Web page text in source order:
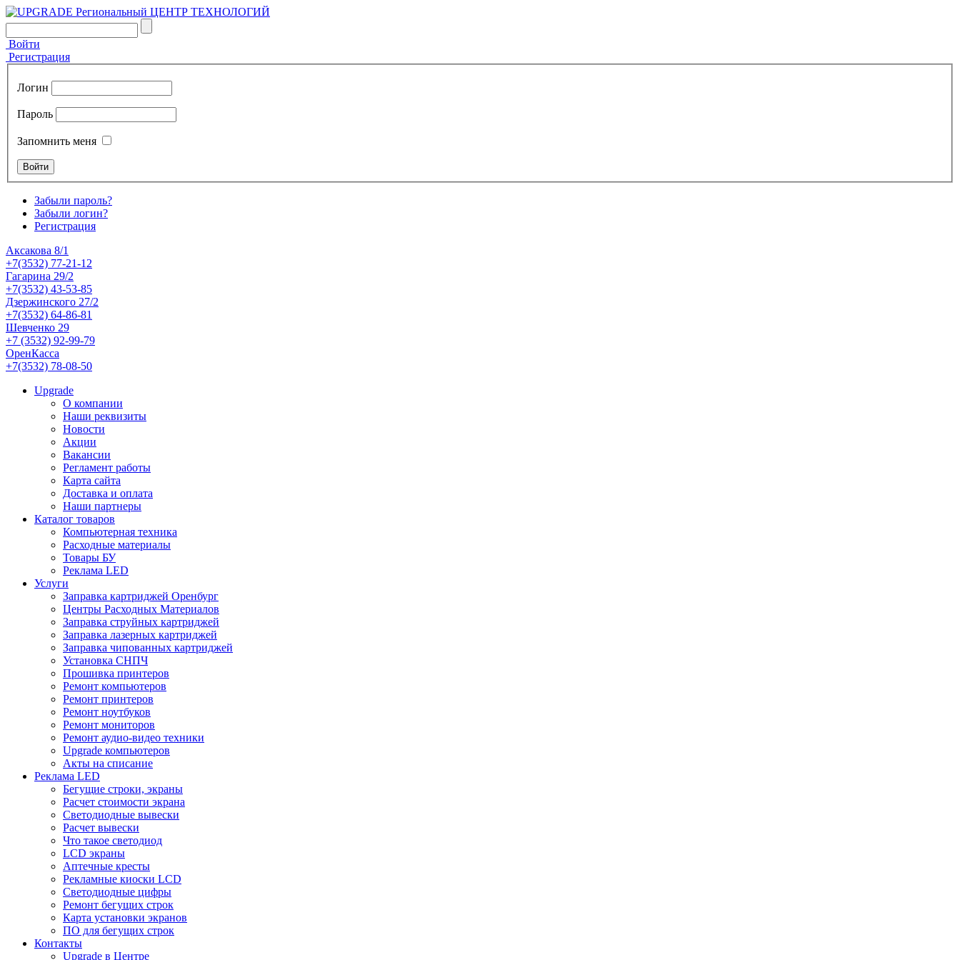
Войти
Регистрация
Логин
Пароль
Запомнить меня
Забыли пароль?
Забыли логин?
Регистрация
Аксакова 8/1
+7(3532) 77-21-12
Гагарина 29/2
+7(3532) 43-53-85
Дзержинского 27/2
+7(3532) 64-86-81
Шевченко 29
+7 (3532) 92-99-79
ОренКасса
+7(3532) 78-08-50
Upgrade
О компании
Наши реквизиты
Новости
Акции
Вакансии
Регламент работы
Карта сайта
Доставка и оплата
Наши партнеры
Каталог товаров
Компьютерная техника
Расходные материалы
Товары БУ
Реклама LED
Услуги
Заправка картриджей Оренбург
Центры Расходных Материалов
Заправка струйных картриджей
Заправка лазерных картриджей
Заправка чипованных картриджей
Установка СНПЧ
Прошивка принтеров
Ремонт компьютеров
Ремонт принтеров
Ремонт ноутбуков
Ремонт мониторов
Ремонт аудио-видео техники
Upgrade компьютеров
Акты на списание
Реклама LED
Бегущие строки, экраны
Расчет стоимости экрана
Светодиодные вывески
Расчет вывески
Что такое светодиод
LCD экраны
Аптечные кресты
Рекламные киоски LCD
Светодиодные цифры
Ремонт бегущих строк
Карта установки экранов
ПО для бегущих строк
Контакты
Upgrade в Центре